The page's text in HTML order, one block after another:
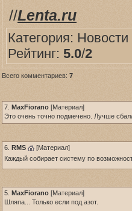
//Lenta.ru
Категория: Новоcти
Рейтинг: 5.0/2
Всего комментариев: 7
7. MaxFiorano [Материал]
Это очень точно подмечено. Лучше
6. RMS [Материал]
Каждый собирает систему по
5. MaxFiorano [Материал]
Шляпа... Только если под азот.